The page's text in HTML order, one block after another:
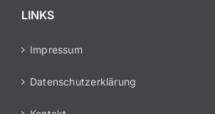
LINKS
Impressum
Datenschutzerklärung